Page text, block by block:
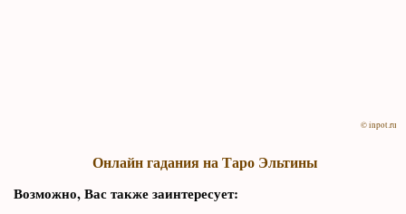
© inpot.ru
Онлайн гадания на Таро Эльтины
Возможно, Вас также заинтересует: